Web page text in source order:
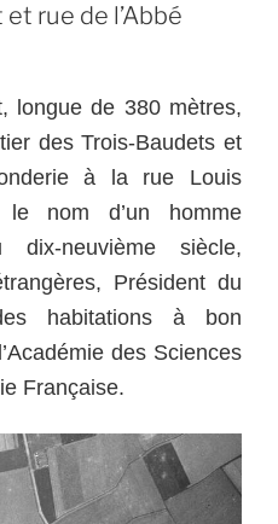
rue de l’Abbé
longue de 380 mètres,
des Trois-Baudets et
à la rue Louis
nom d’un homme
neuvième siècle,
Président du
habitations à bon
des Sciences
Française.